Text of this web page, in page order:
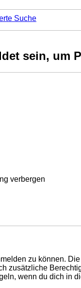
Suche
sein, um
verbergen
zu können.
zusätzliche
wenn du dich in